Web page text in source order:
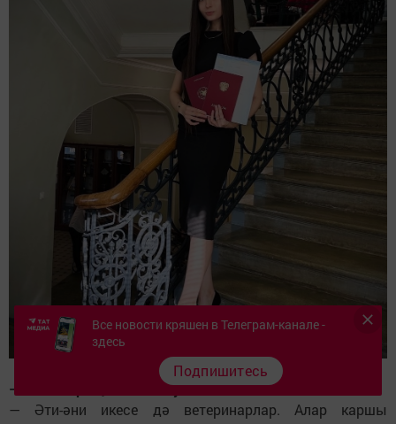
— Якыннарың ничек кабул итте?
— Әти-әни икесе дә ветеринарлар. Алар каршы
Все новости кряшен в Телеграм-канале -
здесь
Подпишитесь